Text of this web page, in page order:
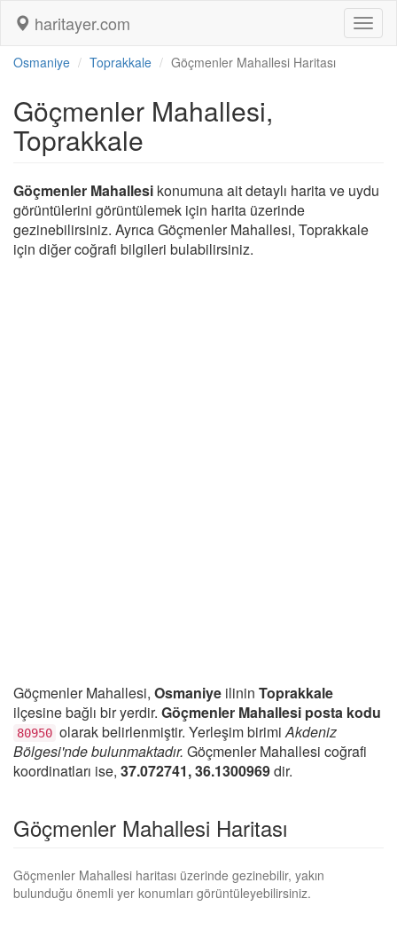
haritayer.com
Osmaniye Toprakkale Göçmenler Mahallesi Haritası
Göçmenler Mahallesi,
Toprakkale
Göçmenler Mahallesi konumuna ait detaylı harita ve uydu
görüntülerini görüntülemek için harita üzerinde
gezinebilirsiniz. Ayrıca Göçmenler Mahallesi, Toprakkale
için diğer coğrafi bilgileri bulabilirsiniz.
Göçmenler Mahallesi, Osmaniye ilinin Toprakkale
ilçesine bağlı bir yerdir. Göçmenler Mahallesi posta kodu
80950 olarak belirlenmiştir. Yerleşim birimiAkdeniz
Bölgesi'nde bulunmaktadır. Göçmenler Mahallesi coğrafi
koordinatları ise, 37.072741, 36.1300969dir.
Göçmenler Mahallesi Haritası
Göçmenler Mahallesi haritası üzerinde gezinebilir, yakın
bulunduğu önemli yer konumları görüntüleyebilirsiniz.